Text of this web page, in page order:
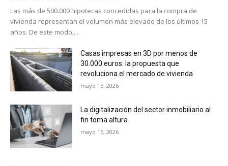
Las más de 500.000 hipotecas concedidas para la compra de
vivienda representan el volumen más elevado de los últimos 15
años. De este modo,...
Casas impresas en 3D por menos de
30.000 euros: la propuesta que
revoluciona el mercado de vivienda
mayo 15, 2026
La digitalización del sector inmobiliario al
fin toma altura
mayo 15, 2026